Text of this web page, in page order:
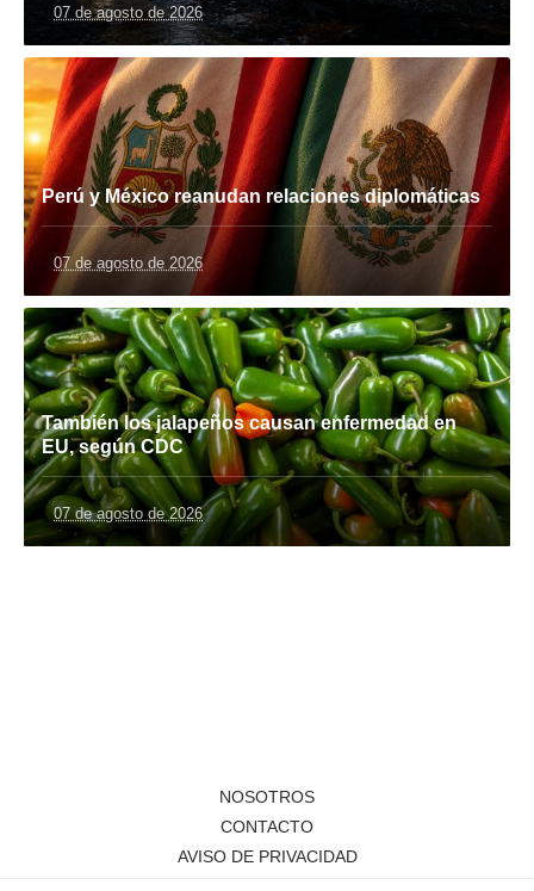
07 de agosto de 2026
Perú y México reanudan relaciones diplomáticas
07 de agosto de 2026
También los jalapeños causan enfermedad en
EU, según CDC
07 de agosto de 2026
NOSOTROS
CONTACTO
AVISO DE PRIVACIDAD